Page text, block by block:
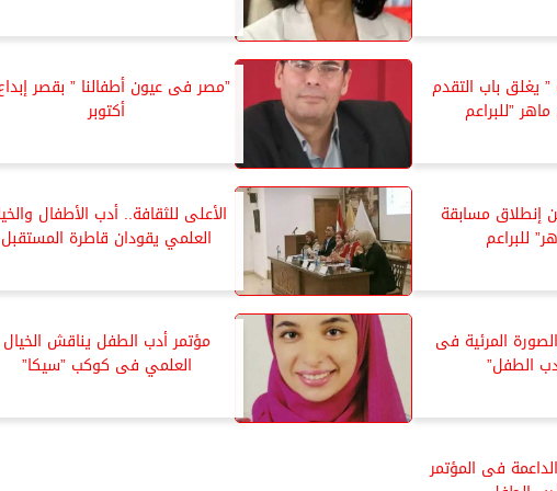
يغلق باب التقدم
”للبراعم
أكتوبر
إنطلاق مسابقة
للبراعم
الأعلى للثقافة.. أدب الأطفال
العلمي يقودان قاطرة المستقبل
المرئية فى
الطفل”
مؤتمر أدب الطفل يناقش الخيال
العلمي فى كوكب ”سيكا”
فى المؤتمر